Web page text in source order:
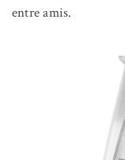
entre amis.